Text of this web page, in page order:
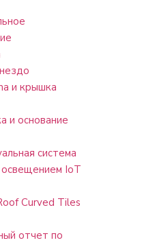
и крышка
и основание
система
освещением IoT
Curved Tiles
отчет по